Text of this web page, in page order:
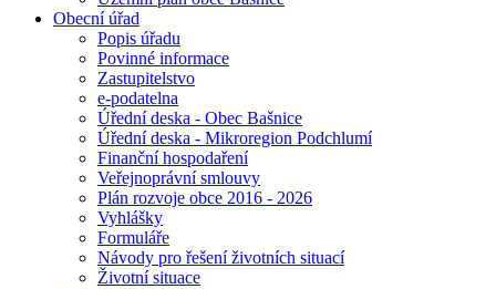
Obecní úřad
Popis úřadu
Povinné informace
Zastupitelstvo
e-podatelna
Úřední deska - Obec Bašnice
Úřední deska - Mikroregion Podchlumí
Finanční hospodaření
Veřejnoprávní smlouvy
Plán rozvoje obce 2016 - 2026
Vyhlášky
Formuláře
Návody pro řešení životních situací
Životní situace